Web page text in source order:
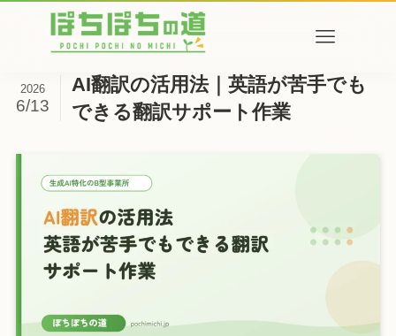
AI翻訳の活用法｜英語が苦手でも
できる翻訳サポート作業
2026
6/13